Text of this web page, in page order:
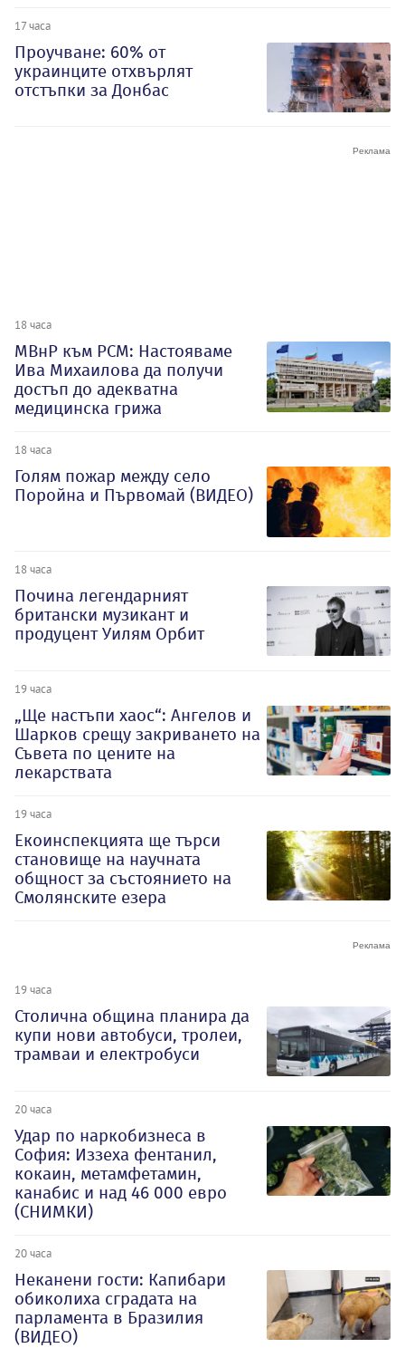
17 часа
Проучване: 60% от
украинците отхвърлят
отстъпки за Донбас
18 часа
МВнР към РСМ: Настояваме
Ива Михаилова да получи
достъп до адекватна
медицинска грижа
18 часа
Голям пожар между село
Поройна и Първомай (ВИДЕО)
18 часа
Почина легендарният
британски музикант и
продуцент Уилям Орбит
19 часа
„Ще настъпи хаос“: Ангелов и
Шарков срещу закриването на
Съвета по цените на
лекарствата
19 часа
Екоинспекцията ще търси
становище на научната
общност за състоянието на
Смолянските езера
19 часа
Столична община планира да
купи нови автобуси, тролеи,
трамваи и електробуси
20 часа
Удар по наркобизнеса в
София: Иззеха фентанил,
кокаин, метамфетамин,
канабис и над 46 000 евро
(СНИМКИ)
20 часа
Неканени гости: Капибари
обиколиха сградата на
парламента в Бразилия
(ВИДЕО)